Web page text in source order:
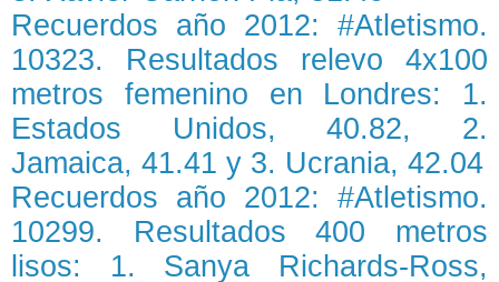
Recuerdos año 2012: #Atletismo.
10323. Resultados relevo 4x100
metros femenino en Londres: 1.
Estados Unidos, 40.82, 2.
Jamaica, 41.41 y 3. Ucrania, 42.04
Recuerdos año 2012: #Atletismo.
10299. Resultados 400 metros
lisos: 1. Sanya Richards-Ross,